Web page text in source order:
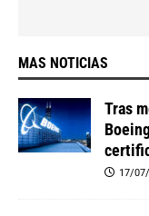
MAS NOTICIAS
Tras
17/